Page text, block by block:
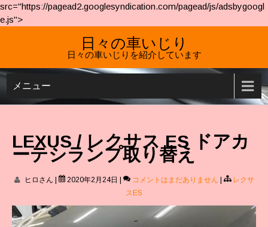
src="https://pagead2.googlesyndication.com/pagead/js/adsbygoogl
e.js">
日々の車いじり
日々の車いじりを紹介しています
メニュー
LEXUS / レクサス ES ドアカ
ーテシランプ取り替え
ヒロさん 2020年2月24日 コメントはまだありません
レクサ
スES